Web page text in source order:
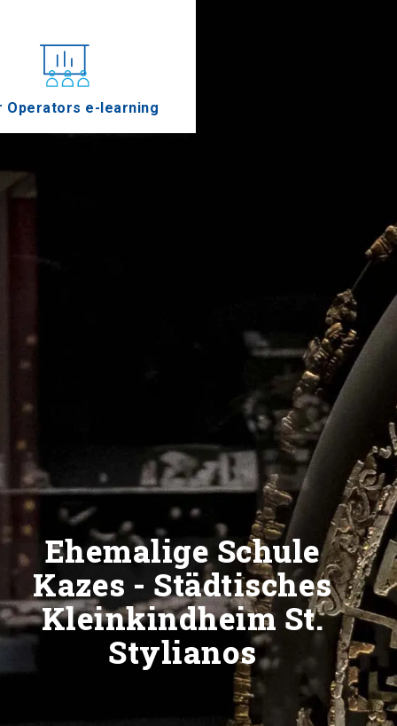
Operators e-learning
Ehemalige Schule
Kazes - Städtisches
Kleinkindheim St.
Stylianos